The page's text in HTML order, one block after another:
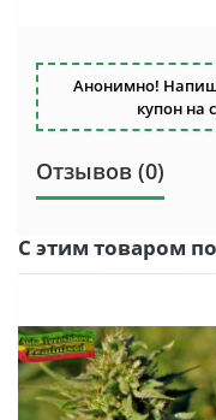
Анонимно!
купон на
Отзывов (0)
С этим товаром